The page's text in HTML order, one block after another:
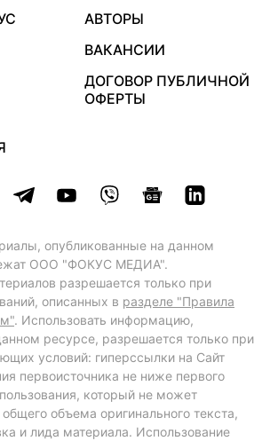
АВТОРЫ
ВАКАНСИИ
ДОГОВОР ПУБЛИЧНОЙ
ОФЕРТЫ
опубликованные на данном
ООО "ФОКУС МЕДИА".
разрешается только при
описанных в разделе "Правила
. Использовать информацию,
ресурсе, разрешается только при
условий: гиперссылки на Сайт
первоисточника не ниже первого
который не может
объема оригинального текста,
и лида материала. Использование